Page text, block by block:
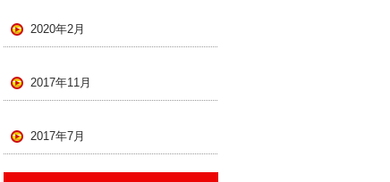
2020年2月
2017年11月
2017年7月